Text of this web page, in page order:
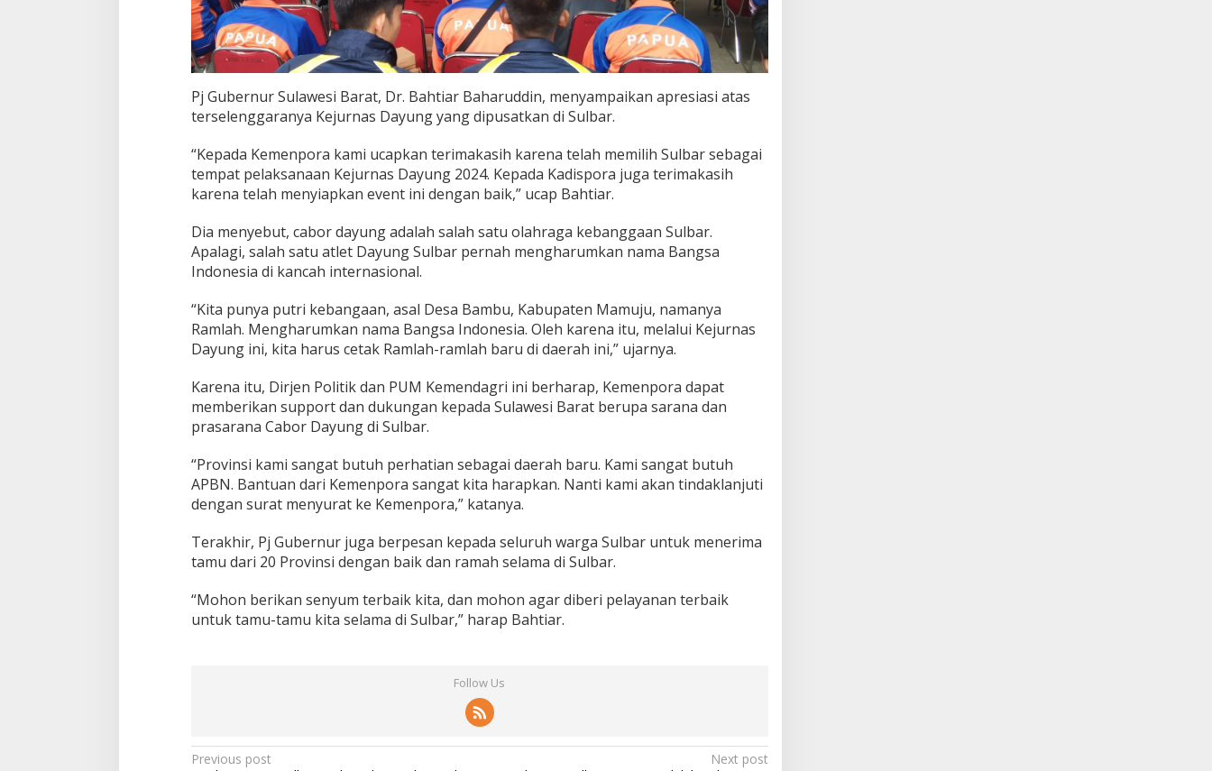
Pj Gubernur Sulawesi Barat, Dr. Bahtiar Baharuddin, menyampaikan apresiasi atas
terselenggaranya Kejurnas Dayung yang dipusatkan di Sulbar.
“Kepada Kemenpora kami ucapkan terimakasih karena telah memilih Sulbar sebagai
tempat pelaksanaan Kejurnas Dayung 2024. Kepada Kadispora juga terimakasih
karena telah menyiapkan event ini dengan baik,” ucap Bahtiar.
Dia menyebut, cabor dayung adalah salah satu olahraga kebanggaan Sulbar.
Apalagi, salah satu atlet Dayung Sulbar pernah mengharumkan nama Bangsa
Indonesia di kancah internasional.
“Kita punya putri kebangaan, asal Desa Bambu, Kabupaten Mamuju, namanya
Ramlah. Mengharumkan nama Bangsa Indonesia. Oleh karena itu, melalui Kejurnas
Dayung ini, kita harus cetak Ramlah-ramlah baru di daerah ini,” ujarnya.
Karena itu, Dirjen Politik dan PUM Kemendagri ini berharap, Kemenpora dapat
memberikan support dan dukungan kepada Sulawesi Barat berupa sarana dan
prasarana Cabor Dayung di Sulbar.
“Provinsi kami sangat butuh perhatian sebagai daerah baru. Kami sangat butuh
APBN. Bantuan dari Kemenpora sangat kita harapkan. Nanti kami akan tindaklanjuti
dengan surat menyurat ke Kemenpora,” katanya.
Terakhir, Pj Gubernur juga berpesan kepada seluruh warga Sulbar untuk menerima
tamu dari 20 Provinsi dengan baik dan ramah selama di Sulbar.
“Mohon berikan senyum terbaik kita, dan mohon agar diberi pelayanan terbaik
untuk tamu-tamu kita selama di Sulbar,” harap Bahtiar.
Follow Us
P
Previous post
Next post